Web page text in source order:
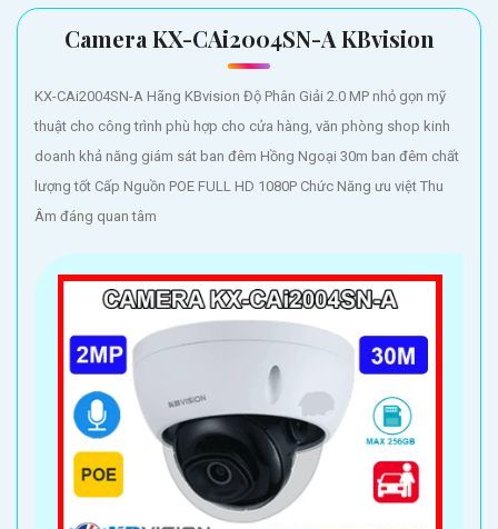
Camera KX-CAi2004SN-A KBvision
KX-CAi2004SN-A Hãng KBvision Độ Phân Giải 2.0 MP nhỏ gọn mỹ
thuật cho công trình phù hợp cho cửa hàng, văn phòng shop kinh
doanh khả năng giám sát ban đêm Hồng Ngoại 30m ban đêm chất
lượng tốt Cấp Nguồn POE FULL HD 1080P Chức Năng ưu việt Thu
Âm đáng quan tâm